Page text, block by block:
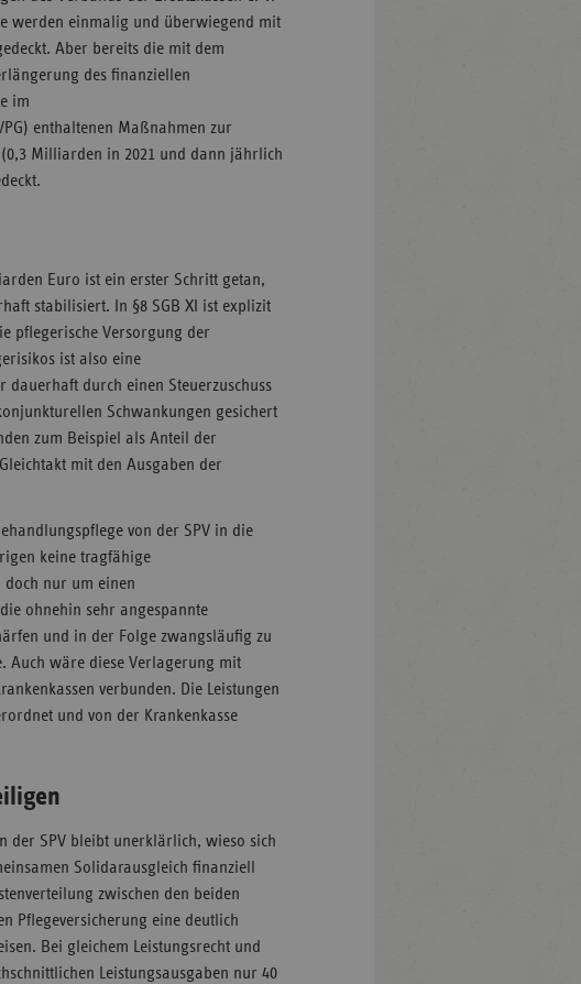
werden einmalig und überwiegend mit
Aber bereits die mit dem
des finanziellen
im
enthaltenen Maßnahmen zur
Milliarden in 2021 und dann jährlich
Euro ist ein erster Schritt getan,
stabilisiert. In §8 SGB XI ist explizit
pflegerische Versorgung der
ist also eine
dauerhaft durch einen Steuerzuschuss
Schwankungen gesichert
zum Beispiel als Anteil der
mit den Ausgaben der
von der SPV in die
keine tragfähige
doch nur um einen
ohnehin sehr angespannte
und in der Folge zwangsläufig zu
Auch wäre diese Verlagerung mit
verbunden. Die Leistungen
und von der Krankenkasse
der SPV bleibt unerklärlich, wieso sich
Solidarausgleich finanziell
zwischen den beiden
Pflegeversicherung eine deutlich
Bei gleichem Leistungsrecht und
Leistungsausgaben nur 40